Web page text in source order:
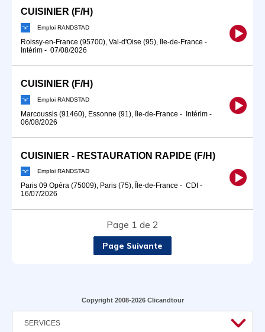
CUISINIER (F/H)
Emploi RANDSTAD
Roissy-en-France (95700), Val-d'Oise (95), Île-de-France -
Intérim - 07/08/2026
CUISINIER (F/H)
Emploi RANDSTAD
Marcoussis (91460), Essonne (91), Île-de-France - Intérim -
06/08/2026
CUISINIER - RESTAURATION RAPIDE (F/H)
Emploi RANDSTAD
Paris 09 Opéra (75009), Paris (75), Île-de-France - CDI -
16/07/2026
Page 1 de 2
Page Suivante
Copyright 2008-2026 Clicandtour
SERVICES